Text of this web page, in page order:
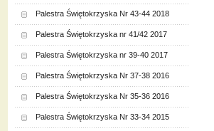
Palestra Świętokrzyska Nr 43-44 2018
Palestra Świętokrzyska nr 41/42 2017
Palestra Świętokrzyska nr 39-40 2017
Palestra Świętokrzyska Nr 37-38 2016
Palestra Świętokrzyska Nr 35-36 2016
Palestra Świętokrzyska Nr 33-34 2015